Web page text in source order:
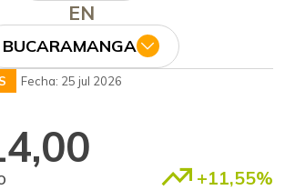
EN
BUCARAMANGA
Fecha: 25 jul 2026
+11,55%